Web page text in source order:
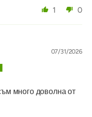
1 0
07/31/2026
много доволна от